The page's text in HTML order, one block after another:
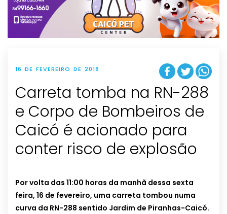
t
i
o
n
16 DE FEVEREIRO DE 2018
Carreta tomba na RN-288
e Corpo de Bombeiros de
Caicó é acionado para
conter risco de explosão
Por volta das 11:00 horas da manhã dessa sexta
feira, 16 de fevereiro, uma carreta tombou numa
curva da RN-288 sentido Jardim de Piranhas-Caicó.